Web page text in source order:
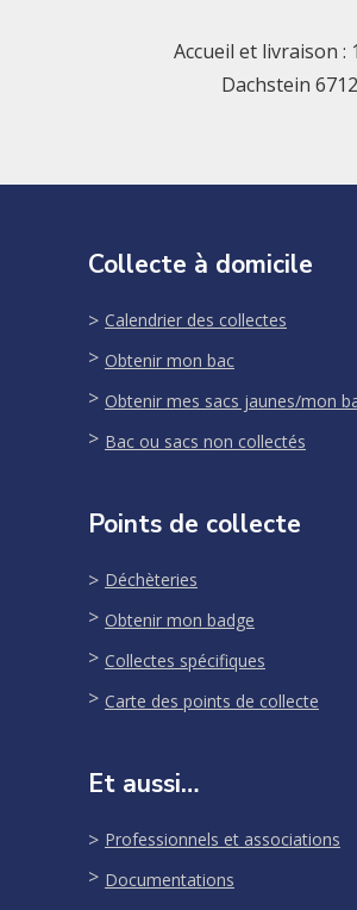
Accueil et livraison :
Dachstein
Collecte à domicile
Calendrier des collectes
Obtenir mon bac
Obtenir mes sacs jaunes/mon
Bac ou sacs non collectés
Points de collecte
Déchèteries
Obtenir mon badge
Collectes spécifiques
Carte des points de collecte
Et aussi…
Professionnels et associations
Documentations